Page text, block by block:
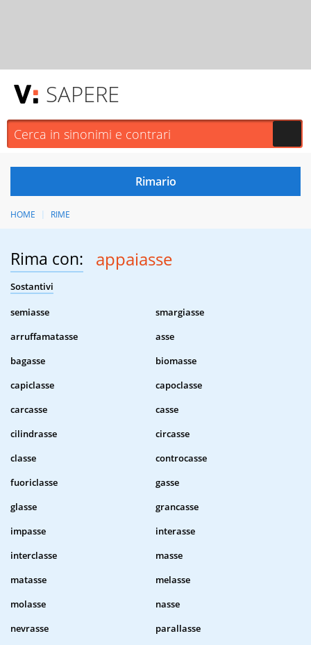
SAPERE
HOME RIME
Rima con: appaiasse
Sostantivi
semiasse
smargiasse
arruffamatasse
asse
bagasse
biomasse
capiclasse
capoclasse
carcasse
casse
cilindrasse
circasse
classe
controcasse
fuoriclasse
gasse
glasse
grancasse
impasse
interasse
interclasse
masse
matasse
melasse
molasse
nasse
nevrasse
parallasse